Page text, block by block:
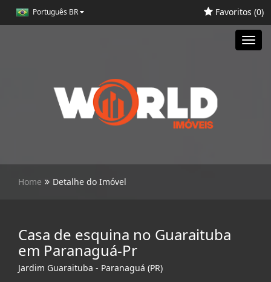
Português BR Favoritos (0)
Home Detalhe do Imóvel
Casa de esquina no Guaraituba
em Paranaguá-Pr
Jardim Guaraituba - Paranaguá (PR)